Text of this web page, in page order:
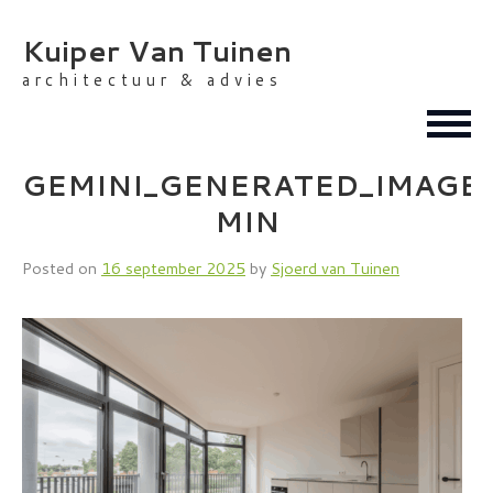
content
Kuiper Van Tuinen
architectuur & advies
MIN
Posted on 16 september 2025 by Sjoerd van Tuinen